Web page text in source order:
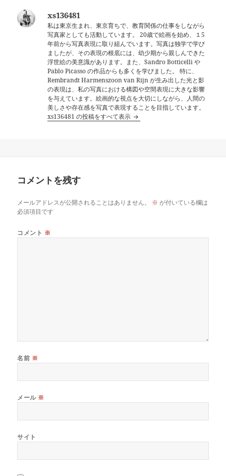
xs136481
私は東京生まれ、東京育ちで、教育関係の仕事をしながら
写真家としても活動しています。 20歳で絵画を始め、１5
年前から写真表現に取り組んでいます。写真は独学で学び
ましたが、その表現の根底には、幼少期から親しんできた
浮世絵の美意識があります。また、Sandro Botticelli や
Pablo Picasso の作品からも多くを学びました。 特に、
Rembrandt Harmenszoon van Rijn が生み出した光と影
の表現は、私の写真における構図や空間表現に大きな影響
を与えています。絵画的な視点を大切にしながら、人間の
美しさや存在感を写真で表現することを目指しています。
xs136481 の投稿をすべて表示
コメントを残す
メールアドレスが公開されることはありません。 ※ が付いている欄は
必須項目です
コメント ※
名前 ※
メール ※
サイト